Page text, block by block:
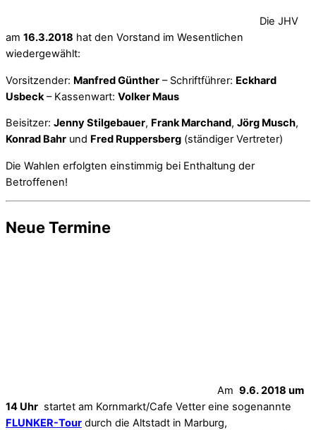
Die JHV
am 16.3.2018 hat den Vorstand im Wesentlichen
wiedergewählt:
Vorsitzender: Manfred Günther – Schriftführer: Eckhard
Usbeck – Kassenwart: Volker Maus
Beisitzer: Jenny Stilgebauer, Frank Marchand, Jörg Musch,
Konrad Bahr und Fred Ruppersberg (ständiger Vertreter)
Die Wahlen erfolgten einstimmig bei Enthaltung der
Betroffenen!
Neue Termine
Am 9.6. 2018 um
14 Uhr startet am Kornmarkt/Cafe Vetter eine sogenannte
FLUNKER-Tour durch die Altstadt in Marburg,